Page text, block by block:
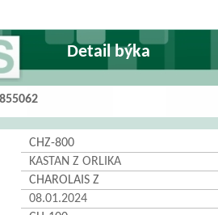
Detail býka
CHZ-800
KASTAN Z ORLIKA
CHAROLAIS Z
08.01.2024